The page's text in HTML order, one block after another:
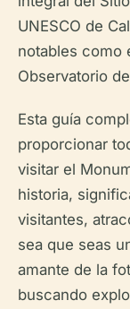
UNESCO de
notables como
Observatorio
Esta guía
proporcionar
visitar el
historia,
visitantes,
sea que seas
amante de la
buscando